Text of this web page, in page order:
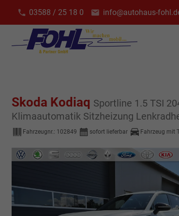
03588 / 25 18 0 info@autohaus-
Skoda Kodiaq Sportline 1.5 TSI
Klimaautomatik Sitzheizung
Fahrzeugnr.: 102849 sofort lieferbar Fahrzeug mit